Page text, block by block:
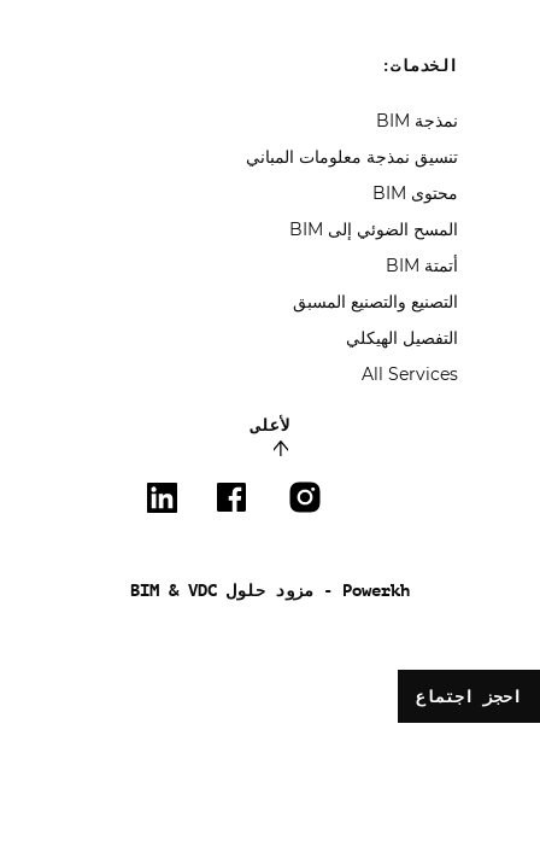
الخدمات:
نمذجة BIM
تنسيق نمذجة معلومات المباني
محتوى BIM
المسح الضوئي إلى BIM
أتمتة BIM
التصنيع والتصنيع المسبق
التفصيل الهيكلي
All Services
لأعلى
Powerkh - مزود حلول BIM & VDC
احجز اجتماع